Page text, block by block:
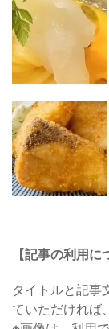
【記事の利用に
タイトルと記事
ていただければ